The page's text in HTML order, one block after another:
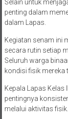
Selain untuk
penting dalam
dalam Lapas.
Kegiatan senam ini
secara rutin setiap
Seluruh warga
kondisi fisik mereka
Kepala Lapas Kelas
pentingnya
melalui aktivitas fisik.